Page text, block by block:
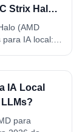
Strix Halo
(AMD
para IA local:
IA Local
para